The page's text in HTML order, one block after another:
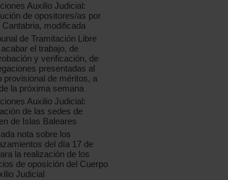
Auxilio Judicial:
de opositores/as por
Cantabria, modificada
de Tramitación Libre
el trabajo, de
y verificación, de
presentadas al
provisional de méritos, a
la próxima semana
Auxilio Judicial:
de las sedes de
de Islas Baleares
nota sobre los
del día 17 de
la realización de los
de oposición del Cuerpo
Judicial